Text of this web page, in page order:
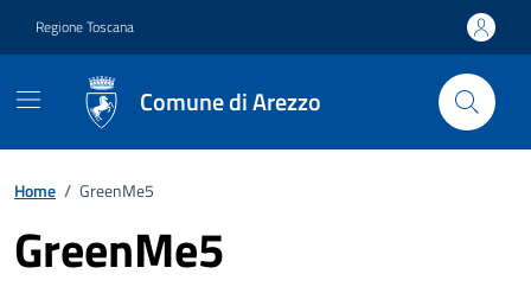
Regione Toscana
Comune di Arezzo
Home / GreenMe5
GreenMe5